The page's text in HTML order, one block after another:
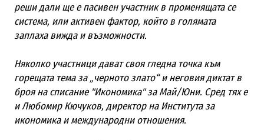
реши дали ще е пасивен участник в променящата се
система, или активен фактор, който в голямата
заплаха вижда и възможности.
Няколко участници дават своя гледна точка към
горещата тема за „черното злато“ и неговия диктат в
броя на списание "Икономика" за Май/Юни. Сред тях е
и Любомир Кючуков, директор на Института за
икономика и международни отношения.